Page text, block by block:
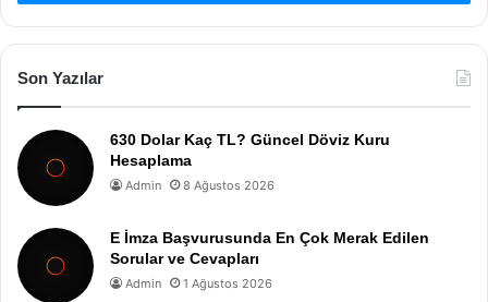
Son Yazılar
630 Dolar Kaç TL? Güncel Döviz Kuru
Hesaplama
Admin 8 Ağustos 2026
E İmza Başvurusunda En Çok Merak Edilen
Sorular ve Cevapları
Admin 1 Ağustos 2026